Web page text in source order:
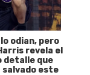
odian, pero
revela el
detalle que
salvado este